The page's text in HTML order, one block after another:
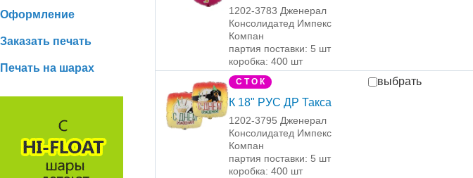
Оформление
Заказать печать
Печать на шарах
1202-3783 Дженерал
Консолидатед Импекс
Компан
партия поставки: 5 шт
коробка: 400 шт
С Т О К
К 18" РУС ДР Такса
1202-3795 Дженерал
Консолидатед Импекс
Компан
партия поставки: 5 шт
коробка: 400 шт
выбрать